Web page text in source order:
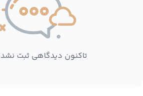
تاکنون دیدگاهی ثبت